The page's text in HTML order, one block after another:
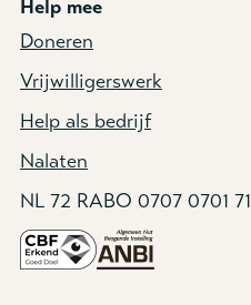
Help mee
Doneren
Vrijwilligerswerk
Help als bedrijf
Nalaten
NL 72 RABO 0707 0701 71